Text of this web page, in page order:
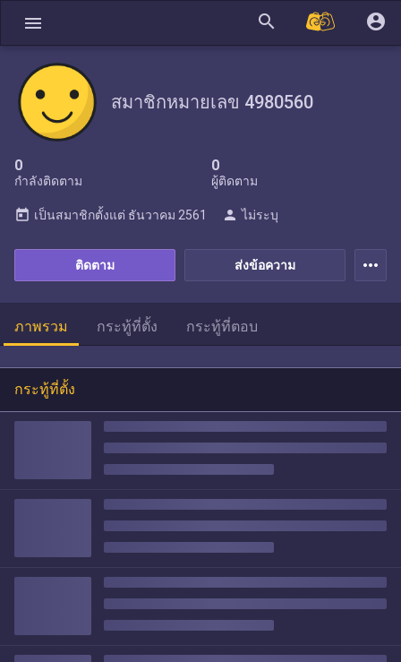
menu search account_circle
สมาชิกหมายเลข 4980560
0
กำลังติดตาม
0
ผู้ติดตาม
ส่งข้อความ
ติดตาม
today เป็นสมาชิกตั้งแต่ ธันวาคม 2561 person ไม่ระบุ
more_horiz
ภาพรวม กระทู้ที่ตั้ง กระทู้ที่ตอบ
กระทู้ที่ตั้ง